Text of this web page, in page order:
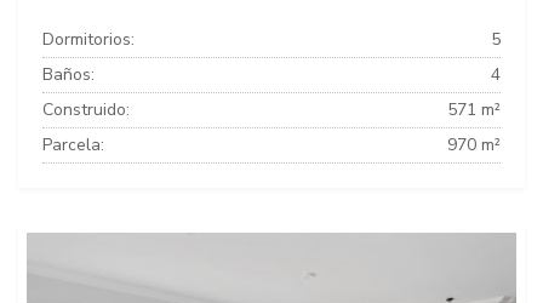
Dormitorios:
5
Baños:
4
Construido:
571 m²
Parcela:
970 m²